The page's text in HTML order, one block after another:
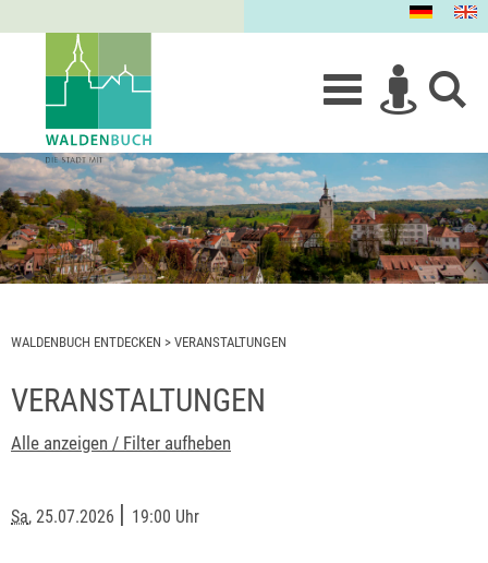
WALDENBUCH ENTDECKEN > VERANSTALTUNGEN
VERANSTALTUNGEN
Alle anzeigen / Filter aufheben
Sa, 25.07.2026 | 19:00 Uhr